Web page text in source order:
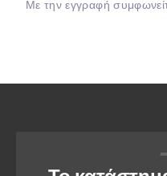
Mε την εγγραφή